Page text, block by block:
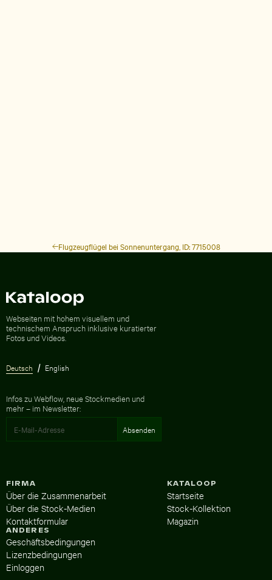
Flugzeugflügel bei Sonnenuntergang, ID: 7715008
Webseiten mit hohem visuellem und
technischem Anspruch inklusive kuratierter
Fotos und Videos.
Deutsch English
Infos zu Webflow, neue Stockmedien und
mehr – im Newsletter:
KATALOOP
Startseite
Stock-Kollektion
Magazin
FIRMA
Über die Zusammenarbeit
Über die Stock-Medien
Kontaktformular
ANDERES
Geschäftsbedingungen
Lizenzbedingungen
Einloggen